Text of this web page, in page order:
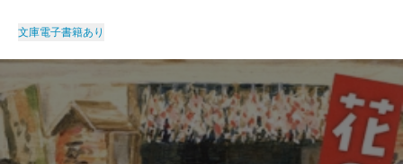
文庫電子書籍あり